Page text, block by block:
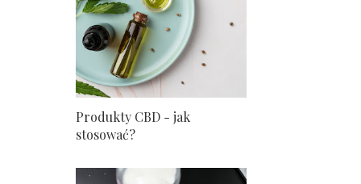
Produkty CBD - jak
stosować?